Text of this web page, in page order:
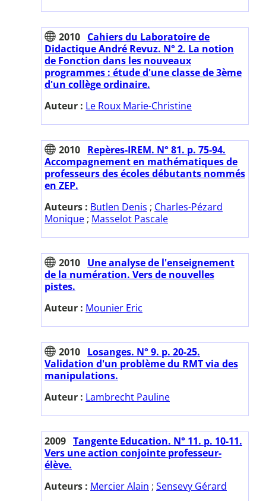
2010 Cahiers du Laboratoire de
Didactique André Revuz. N° 2. La notion
de Fonction dans les nouveaux
programmes : étude d'une classe de 3ème
d'un collège ordinaire.
Auteur : Le Roux Marie-Christine
2010 Repères-IREM. N° 81. p. 75-94.
Accompagnement en mathématiques de
professeurs des écoles débutants nommés
en ZEP.
Auteurs : Butlen Denis ; Charles-Pézard
Monique ; Masselot Pascale
2010 Une analyse de l'enseignement
de la numération. Vers de nouvelles
pistes.
Auteur : Mounier Eric
2010 Losanges. N° 9. p. 20-25.
Validation d'un problème du RMT via des
manipulations.
Auteur : Lambrecht Pauline
2009 Tangente Education. N° 11. p. 10-11.
Vers une action conjointe professeur-
élève.
Auteurs : Mercier Alain ; Sensevy Gérard